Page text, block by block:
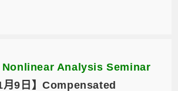
Nonlinear Analysis Seminar
月9日】Compensated